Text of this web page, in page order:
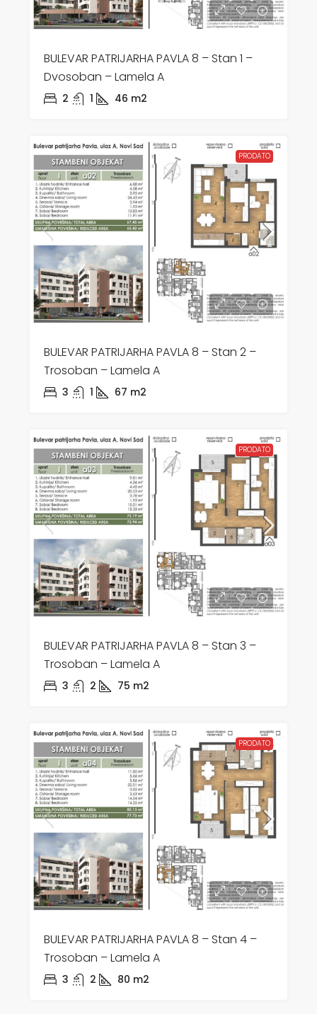
BULEVAR PATRIJARHA PAVLA 8 – Stan 1 –
Dvosoban – Lamela A
2 1 46 m2
PRODATO
BULEVAR PATRIJARHA PAVLA 8 – Stan 2 –
Trosoban – Lamela A
3 1 67 m2
PRODATO
BULEVAR PATRIJARHA PAVLA 8 – Stan 3 –
Trosoban – Lamela A
3 2 75 m2
PRODATO
BULEVAR PATRIJARHA PAVLA 8 – Stan 4 –
Trosoban – Lamela A
3 2 80 m2